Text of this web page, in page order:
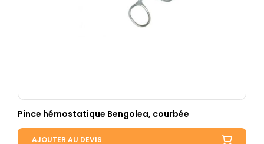
Pince hémostatique Bengolea, courbée
AJOUTER AU DEVIS